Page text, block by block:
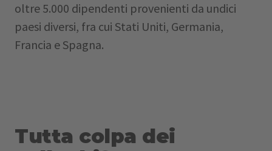
oltre 5.000 dipendenti provenienti da undici
paesi diversi, fra cui Stati Uniti, Germania,
Francia e Spagna.
Tutta colpa dei